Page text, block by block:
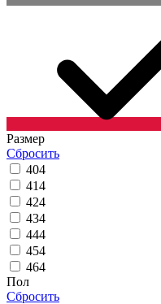
Размер
Сбросить
404
414
424
434
444
454
464
Пол
Сбросить